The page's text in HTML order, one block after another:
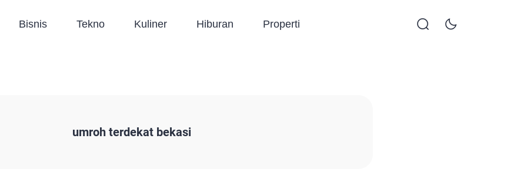
Bisnis Tekno Kuliner Hiburan Properti
umroh terdekat bekasi